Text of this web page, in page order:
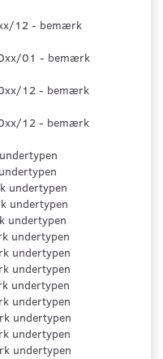
12 - bemærk
01 - bemærk
12 - bemærk
12 - bemærk
undertypen
undertypen
undertypen
undertypen
undertypen
undertypen
undertypen
undertypen
undertypen
undertypen
undertypen